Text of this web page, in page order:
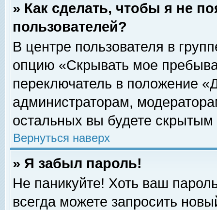
» Как сделать, чтобы я не
пользователей?
В центре пользователя в
опцию «Скрывать мое
переключатель в положение
администраторам,
остальных вы будете скрытым
Вернуться наверх
» Я забыл пароль!
Не паникуйте! Хоть ваш
всегда можете запросить